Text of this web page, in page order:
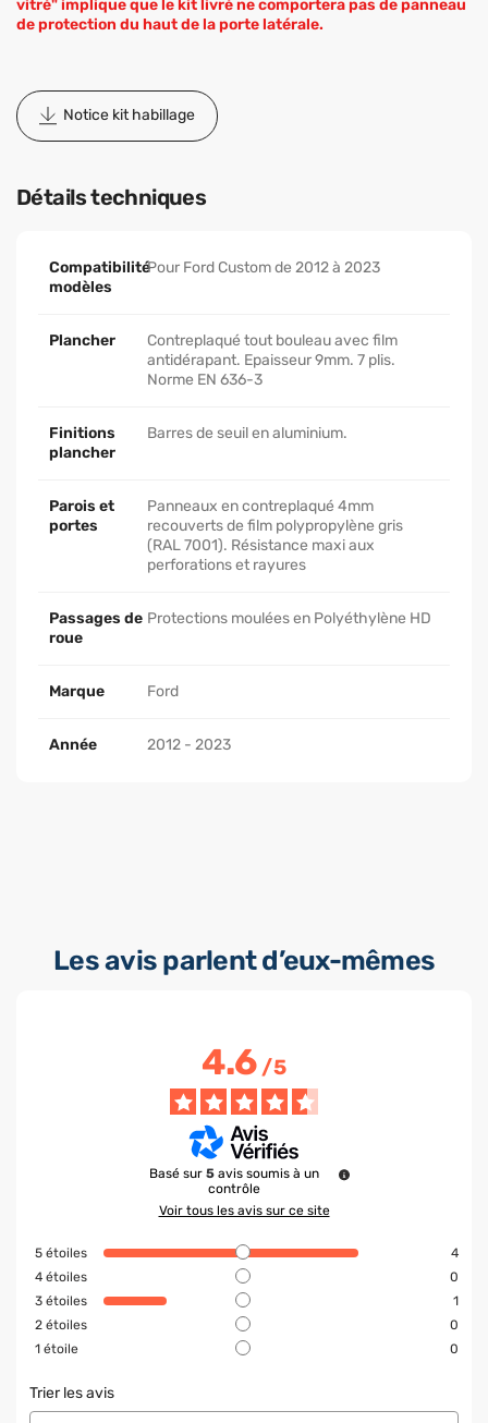
vitré" implique que le kit livré ne comportera pas de panneau
de protection du haut de la porte latérale.
Notice kit habillage
Détails techniques
Compatibilité
modèles
Pour Ford Custom de 2012 à 2023
Plancher
Contreplaqué tout bouleau avec film
antidérapant. Epaisseur 9mm. 7 plis.
Norme EN 636-3
Finitions
plancher
Barres de seuil en aluminium.
Parois et
portes
Panneaux en contreplaqué 4mm
recouverts de film polypropylène gris
(RAL 7001). Résistance maxi aux
perforations et rayures
Passages de
roue
Protections moulées en Polyéthylène HD
Marque Ford
Année 2012 - 2023
Les avis parlent d’eux-mêmes
4.6/5
Basé sur 5 avis soumis à un
contrôle
Voir tous les avis sur ce site
5 étoiles
4
4 étoiles
0
3 étoiles
1
2 étoiles
0
1 étoile 0
Trier les avis